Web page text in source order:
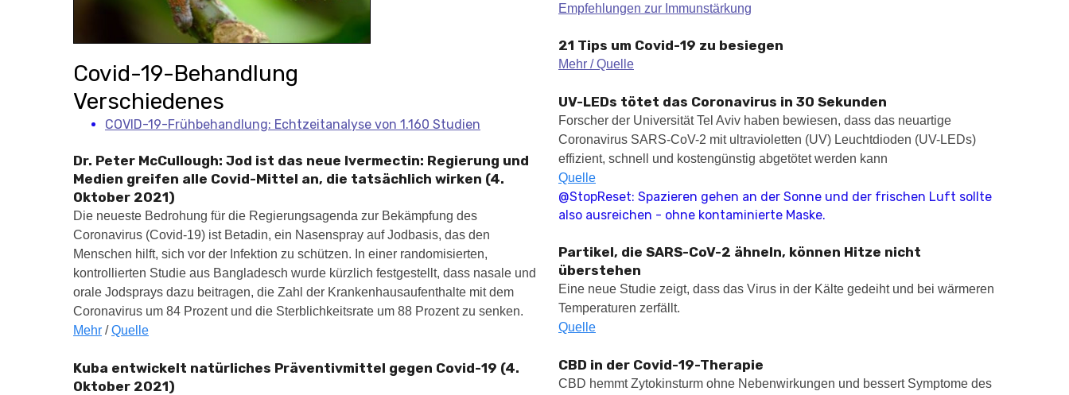
Covid-19-Behandlung
Verschiedenes
COVID-19-Frühbehandlung: Echtzeitanalyse von 1.160 Studien
Dr. Peter McCullough: Jod ist das neue Ivermectin: Regierung und
Medien greifen alle Covid-Mittel an, die tatsächlich wirken (4.
Oktober 2021)
Die neueste Bedrohung für die Regierungsagenda zur Bekämpfung des
Coronavirus (Covid-19) ist Betadin, ein Nasenspray auf Jodbasis, das den
Menschen hilft, sich vor der Infektion zu schützen. In einer randomisierten,
kontrollierten Studie aus Bangladesch wurde kürzlich festgestellt, dass nasale und
orale Jodsprays dazu beitragen, die Zahl der Krankenhausaufenthalte mit dem
Coronavirus um 84 Prozent und die Sterblichkeitsrate um 88 Prozent zu senken.
Mehr /Quelle
Kuba entwickelt natürliches Präventivmittel gegen Covid-19 (4.
Oktober 2021)
Empfehlungen zur Immunstärkung
21 Tips um Covid-19 zu besiegen
Mehr /Quelle
UV-LEDs tötet das Coronavirus in 30 Sekunden
Forscher der Universität Tel Aviv haben bewiesen, dass das neuartige
Coronavirus SARS-CoV-2 mit ultravioletten (UV) Leuchtdioden (UV-LEDs)
effizient, schnell und kostengünstig abgetötet werden kann
Quelle
@StopReset: Spazieren gehen an der Sonne und der frischen Luft sollte
also ausreichen - ohne kontaminierte Maske.
Partikel, die SARS-CoV-2 ähneln, können Hitze nicht
überstehen
Eine neue Studie zeigt, dass das Virus in der Kälte gedeiht und bei wärmeren
Temperaturen zerfällt.
Quelle
CBD in der Covid-19-Therapie
CBD hemmt Zytokinsturm ohne Nebenwirkungen und bessert Symptome des